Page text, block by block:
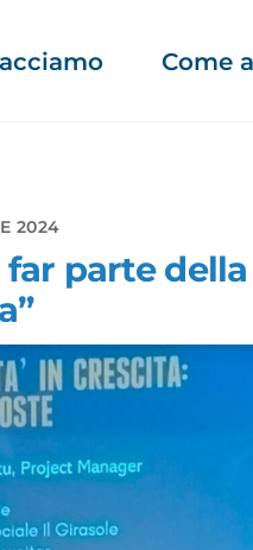
Come
2024
parte